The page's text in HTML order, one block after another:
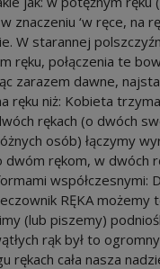
znaczeniu ‘w ręce, na
W starannej
ręku, połączenia te
zarazem dawne,
ręku niż: Kobieta
rękach (o dwóch
osób) łączymy
rękom, w dwóch
współczesnymi:
RĘKA możemy
(lub piszemy)
rąk był to
rękach cała nasza